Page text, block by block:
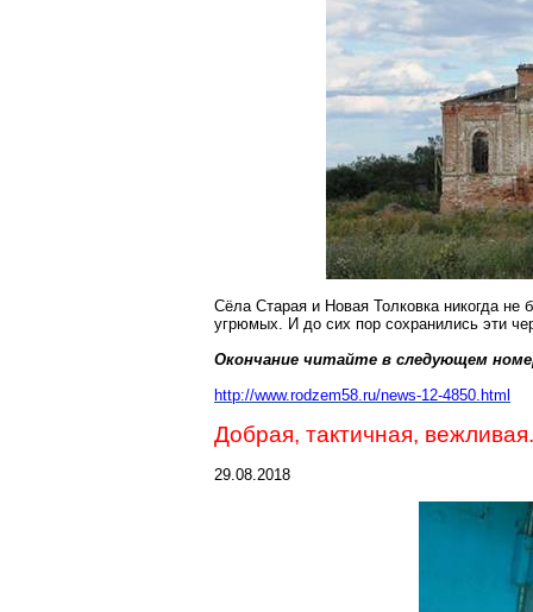
Сёла Старая и Новая Толковканикогда не
угрюмых. И до сих пор сохранились эти
Окончание читайте в следующем
http://www.rodzem58.ru/news-12-4850.html
Добрая, тактичная,
29.08.2018